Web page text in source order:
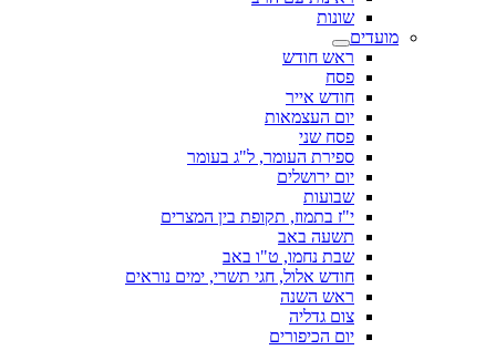
שונות
מועדים
ראש חודש
פסח
חודש אייר
יום העצמאות
פסח שני
ספירת העומר, ל"ג בעומר
יום ירושלים
שבועות
י"ז בתמוז, תקופת בין המצרים
תשעה באב
שבת נחמו, ט"ו באב
חודש אלול, חגי תשרי, ימים נוראים
ראש השנה
צום גדליה
יום הכיפורים